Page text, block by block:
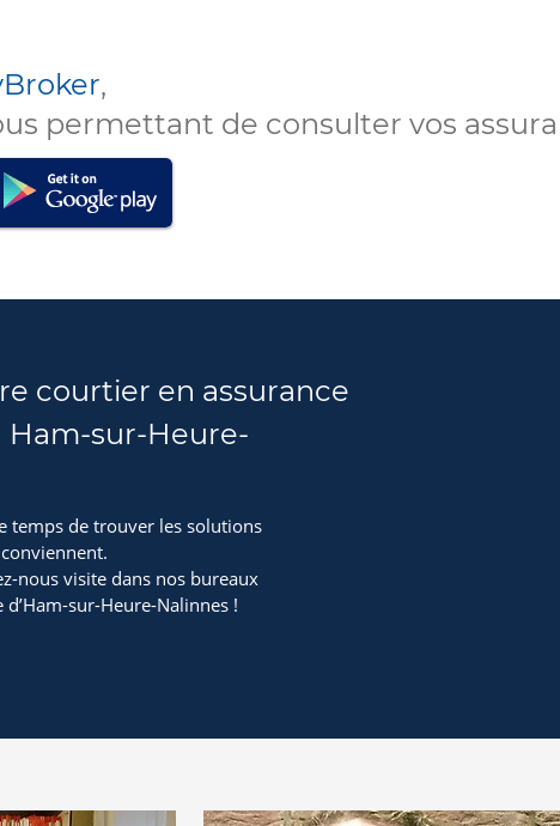
,
permettant de consulter vos
courtier en assurance
Ham-sur-Heure-
temps de trouver les solutions
nous visite dans nos bureaux
sur-Heure-Nalinnes !